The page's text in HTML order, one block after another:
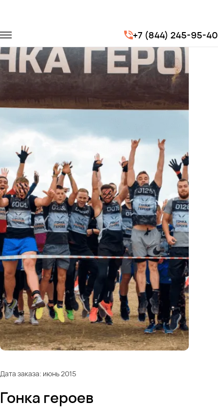
+7 (844) 245-95-40
Городские перевозки
Дата заказа: июнь 2015
Гонка героев